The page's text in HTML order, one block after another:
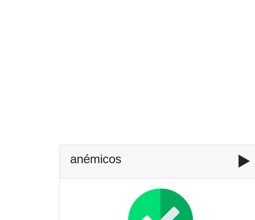
anémicos ▶️